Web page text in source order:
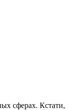
сферах. Кстати,